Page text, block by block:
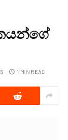
1 MIN READ